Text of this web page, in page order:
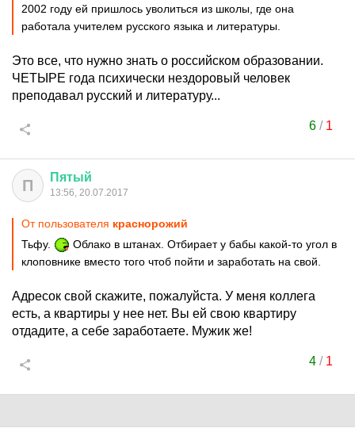
2002 году ей пришлось уволиться из школы, где она
работала учителем русского языка и литературы.
Это все, что нужно знать о российском образовании.
ЧЕТЫРЕ года психически нездоровый человек
преподавал русский и литературу...
6/ 1
П Пятый
13:56, 20.07.2017
От пользователя краснорожий
Тьфу.
Облако в штанах. Отбирает у бабы какой-то угол в
клоповнике вместо того чтоб пойти и заработать на свой.
Адресок свой скажите, пожалуйста. У меня коллега
есть, а квартиры у нее нет. Вы ей свою квартиру
отдадите, а себе заработаете. Мужик же!
4/ 1